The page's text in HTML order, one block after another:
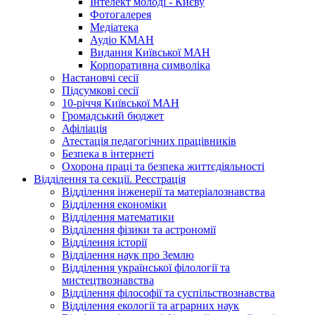
Фотогалерея
Медіатека
Аудіо КМАН
Видання Київської МАН
Корпоративна символіка
Настановчі сесії
Підсумкові сесії
10-річчя Київської МАН
Громадський бюджет
Афіліація
Атестація педагогічних працівників
Безпека в інтернеті
Охорона праці та безпека життєдіяльності
Відділення та секції. Реєстрація
Відділення інженерії та матеріалознавства
Відділення економіки
Відділення математики
Відділення фізики та астрономії
Відділення історії
Відділення наук про Землю
Відділення української філології та
мистецтвознавства
Відділення філософії та суспільствознавства
Відділення екології та аграрних наук